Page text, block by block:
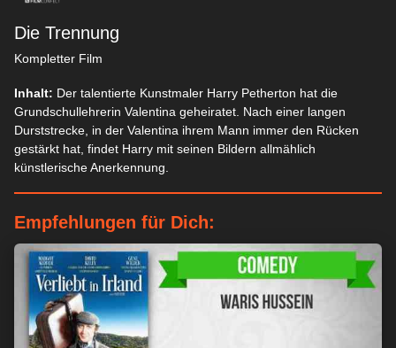
Die Trennung
Kompletter Film
Inhalt: Der talentierte Kunstmaler Harry Petherton hat die
Grundschullehrerin Valentina geheiratet. Nach einer langen
Durststrecke, in der Valentina ihrem Mann immer den Rücken
gestärkt hat, findet Harry mit seinen Bildern allmählich
künstlerische Anerkennung.
Empfehlungen für Dich: